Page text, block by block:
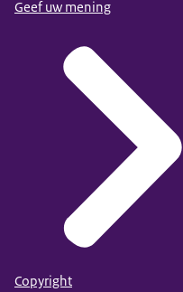
Geef uw mening
Copyright